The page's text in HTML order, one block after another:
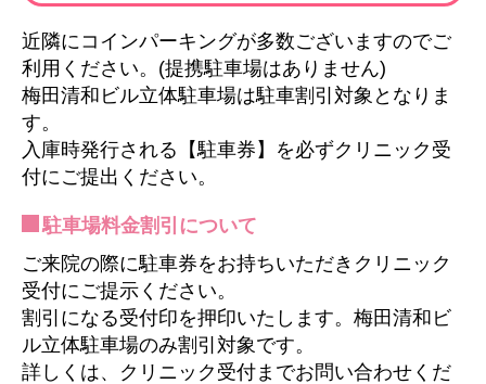
近隣にコインパーキングが多数ございますのでご
利用ください。(提携駐車場はありません)
梅田清和ビル立体駐車場は駐車割引対象となりま
す。
入庫時発行される【駐車券】を必ずクリニック受
付にご提出ください。
駐車場料金割引について
ご来院の際に駐車券をお持ちいただきクリニック
受付にご提示ください。
割引になる受付印を押印いたします。梅田清和ビ
ル立体駐車場のみ割引対象です。
詳しくは、クリニック受付までお問い合わせくだ